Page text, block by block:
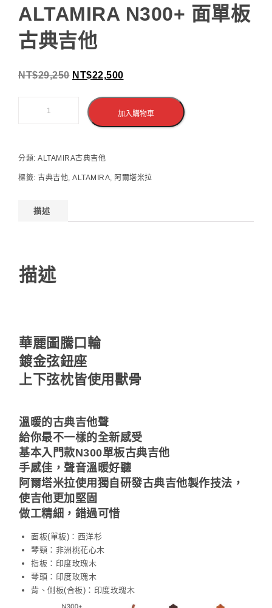
ALTAMIRA N300+ 面單板
古典吉他
NT$29,250 NT$22,500
加入購物車
分類: ALTAMIRA古典吉他
標籤: 古典吉他, ALTAMIRA, 阿爾塔米拉
描述
描述
華麗圖騰口輪
鍍金弦鈕座
上下弦枕皆使用獸骨
溫暖的古典吉他聲
給你最不一樣的全新感受
基本入門款N300單板古典吉他
手感佳，聲音溫暖好聽
阿爾塔米拉使用獨自研發古典吉他製作技法，
使吉他更加堅固
做工精細，錯過可惜
面板(單板)：西洋杉
琴頸：非洲桃花心木
指板：印度玫瑰木
琴頭：印度玫瑰木
背、側板(合板)：印度玫瑰木